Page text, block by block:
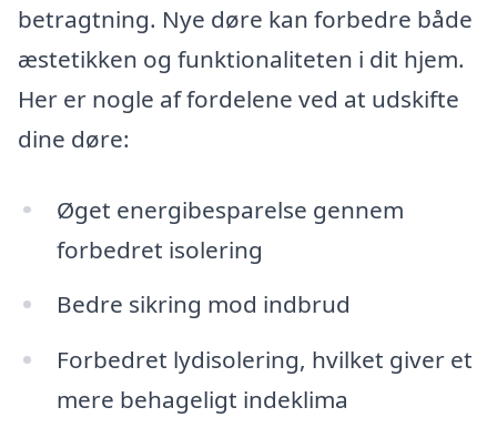
betragtning. Nye døre kan forbedre både
æstetikken og funktionaliteten i dit hjem.
Her er nogle af fordelene ved at udskifte
dine døre:
Øget energibesparelse gennem
forbedret isolering
Bedre sikring mod indbrud
Forbedret lydisolering, hvilket giver et
mere behageligt indeklima